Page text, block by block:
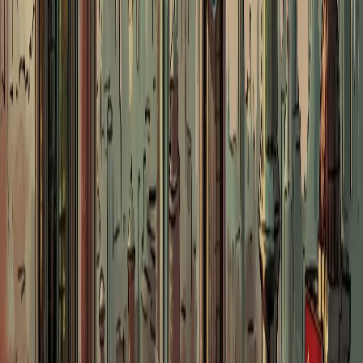
以参考图
原图或点
[画像1]を
を生成